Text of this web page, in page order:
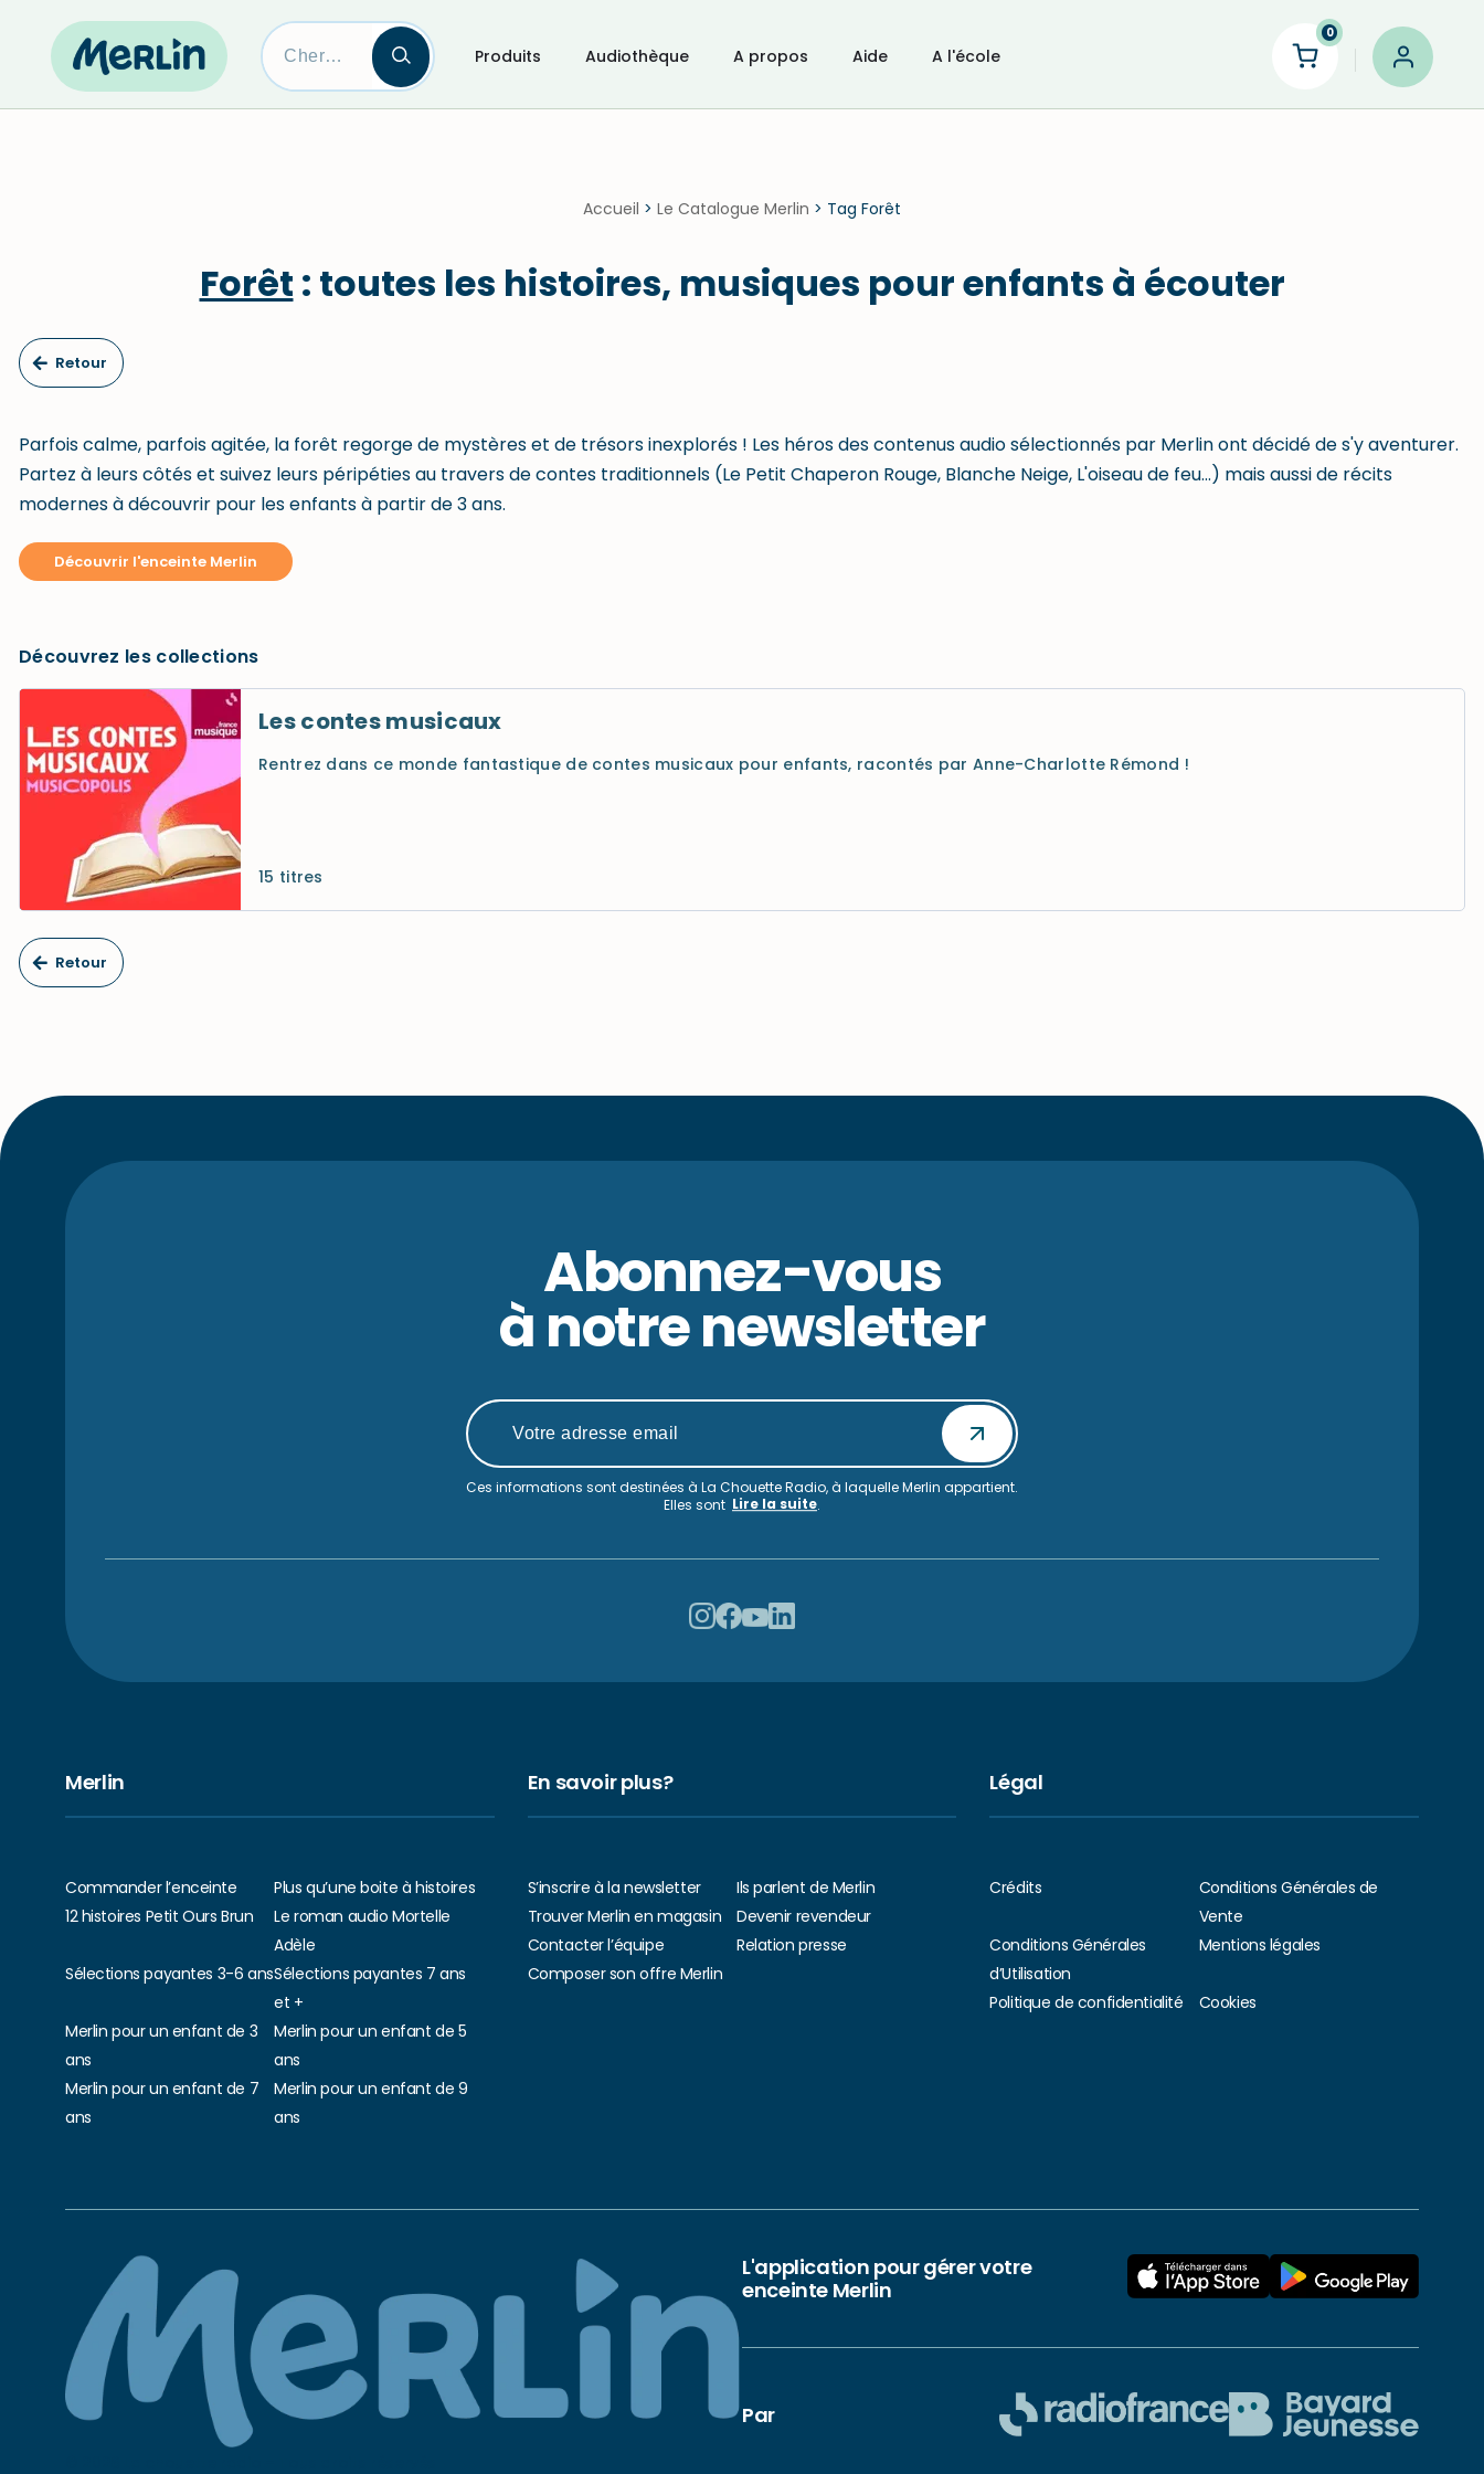
Skip
Produits Audiothèque A propos Aide A l'école
0
Accueil > Le Catalogue Merlin > Tag Forêt
Forêt : toutes les histoires, musiques pour enfants à écouter
Retour
Parfois calme, parfois agitée, la forêt regorge de mystères et de trésors inexplorés ! Les héros des contenus audio sélectionnés par Merlin ont décidé de s'y aventurer.
Partez à leurs côtés et suivez leurs péripéties au travers de contes traditionnels (Le Petit Chaperon Rouge, Blanche Neige, L'oiseau de feu...) mais aussi de récits
modernes à découvrir pour les enfants à partir de 3 ans.
Découvrir l'enceinte Merlin
Découvrez les collections
Les contes musicaux
Rentrez dans ce monde fantastique de contes musicaux pour enfants, racontés par Anne-Charlotte Rémond !
15 titres
Retour
Abonnez-vous
à notre newsletter
Ces informations sont destinées à La Chouette Radio, à laquelle Merlin appartient.
Elles sont Lire la suite.
Merlin
Commander l’enceinte
Plus qu’une boite à histoires
12 histoires Petit Ours Brun
Le roman audio Mortelle
Adèle
Sélections payantes 3-6 ansSélections payantes 7 ans
et +
Merlin pour un enfant de 3
ans
Merlin pour un enfant de 5
ans
Merlin pour un enfant de 7
ans
Merlin pour un enfant de 9
ans
En savoir plus?
S’inscrire à la newsletter
Ils parlent de Merlin
Trouver Merlin en magasin
Devenir revendeur
Contacter l’équipe
Relation presse
Composer son offre Merlin
Légal
Crédits
Conditions Générales de
Vente
Conditions Générales
d’Utilisation
Mentions légales
Politique de confidentialité Cookies
L'application pour gérer votre
enceinte Merlin
Par